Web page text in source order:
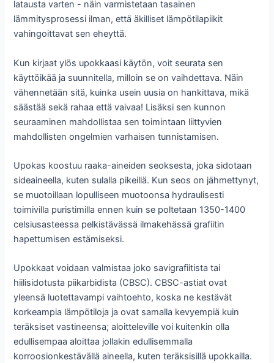
latausta varten - näin varmistetaan tasainen
lämmitysprosessi ilman, että äkilliset lämpötilapiikit
vahingoittavat sen eheyttä.
Kun kirjaat ylös upokkaasi käytön, voit seurata sen
käyttöikää ja suunnitella, milloin se on vaihdettava. Näin
vähennetään sitä, kuinka usein uusia on hankittava, mikä
säästää sekä rahaa että vaivaa! Lisäksi sen kunnon
seuraaminen mahdollistaa sen toimintaan liittyvien
mahdollisten ongelmien varhaisen tunnistamisen.
Upokas koostuu raaka-aineiden seoksesta, joka sidotaan
sideaineella, kuten sulalla pikeillä. Kun seos on jähmettynyt,
se muotoillaan lopulliseen muotoonsa hydraulisesti
toimivilla puristimilla ennen kuin se poltetaan 1350-1400
celsiusasteessa pelkistävässä ilmakehässä grafiitin
hapettumisen estämiseksi.
Upokkaat voidaan valmistaa joko savigrafiitista tai
hiilisidotusta piikarbidista (CBSC). CBSC-astiat ovat
yleensä luotettavampi vaihtoehto, koska ne kestävät
korkeampia lämpötiloja ja ovat samalla kevyempiä kuin
teräksiset vastineensa; aloitteleville voi kuitenkin olla
edullisempaa aloittaa jollakin edullisemmalla
korroosionkestävällä aineella, kuten teräksisillä upokkailla.